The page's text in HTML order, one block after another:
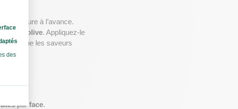
une heure à l’avance.
huile d’olive. Appliquez-le
pour que les saveurs
par face.